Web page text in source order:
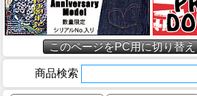
このページをPC用に切り替え
商品検索